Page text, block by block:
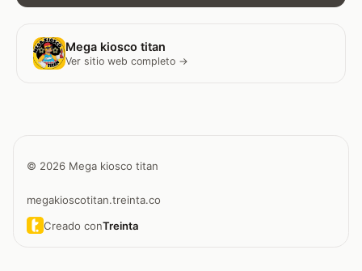
Mega kiosco titan
Ver sitio web completo →
© 2026 Mega kiosco titan
megakioscotitan.treinta.co
Creado conTreinta